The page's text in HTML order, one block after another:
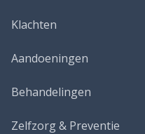
Klachten
Aandoeningen
Behandelingen
Zelfzorg & Preventie